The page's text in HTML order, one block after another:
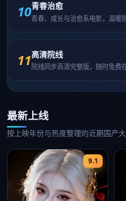
10青春治愈
青春、成长与治愈系电影，温暖
11高清院线
院线同步高清完整版，随时免费
最新上线
按上映年份与热度整理的近期国产
9.1